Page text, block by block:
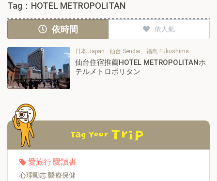
Tag：HOTEL METROPOLITAN
依時間 依人氣
日本 Japan 仙台 Sendai、福島 Fukushima
仙台住宿推薦HOTEL METROPOLITANホ
テルメトロポリタン
愛旅行∣愛讀書
心理勵志∣醫療保健